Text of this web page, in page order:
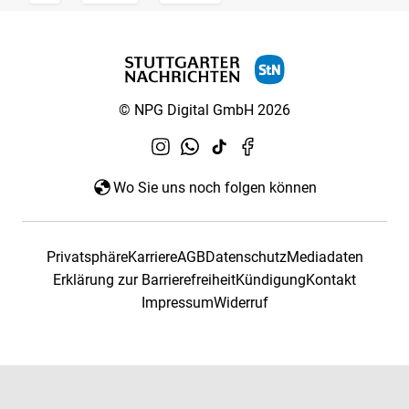
© NPG Digital GmbH 2026
Wo Sie uns noch folgen können
PrivatsphäreKarriereAGBDatenschutzMediadaten
Erklärung zur BarrierefreiheitKündigungKontakt
ImpressumWiderruf